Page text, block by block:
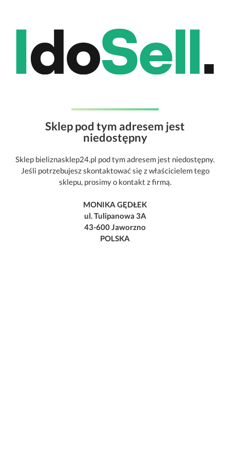
Sklep pod tym adresem jest
niedostępny
Sklep bieliznasklep24.pl pod tym adresem jest niedostępny.
Jeśli potrzebujesz skontaktować się z właścicielem tego
sklepu, prosimy o kontakt z firmą.
MONIKA GĘDŁEK
ul. Tulipanowa 3A
43-600 Jaworzno
POLSKA